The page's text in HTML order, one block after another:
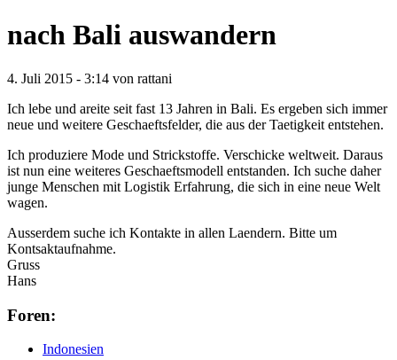
nach Bali auswandern
4. Juli 2015 - 3:14 von rattani
Ich lebe und areite seit fast 13 Jahren in Bali. Es ergeben sich immer
neue und weitere Geschaeftsfelder, die aus der Taetigkeit entstehen.
Ich produziere Mode und Strickstoffe. Verschicke weltweit. Daraus
ist nun eine weiteres Geschaeftsmodell entstanden. Ich suche daher
junge Menschen mit Logistik Erfahrung, die sich in eine neue Welt
wagen.
Ausserdem suche ich Kontakte in allen Laendern. Bitte um
Kontsaktaufnahme.
Gruss
Hans
Foren:
Indonesien